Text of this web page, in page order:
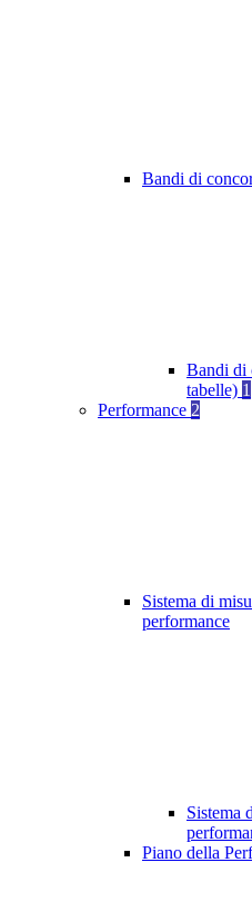
Bandi di
Bandi di
tabelle) 1
Performance 2
Sistema di
performance
Sistema
Piano della